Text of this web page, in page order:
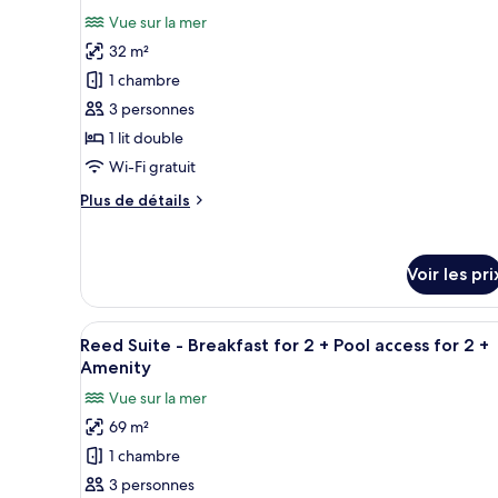
Deluxe
avec
lits
jumeaux,
vue
mer
photos
pour
ce
type
de
chambre :
Chambre
Double
Vue sur la mer
32 m²
1 chambre
3 personnes
1 lit double
Wi-Fi gratuit
Plus de détails
Plus
type
de
chambre
Chambre
Double
Standard,
vue
mer
Voir les
Afficher
toutes
photos
pour
ce
type
Un salon moderne avec un
4
Reed Suite - Breakfast for 2 + Pool access for 2 +
Amenity
Vue sur la mer
69 m²
1 chambre
3 personnes